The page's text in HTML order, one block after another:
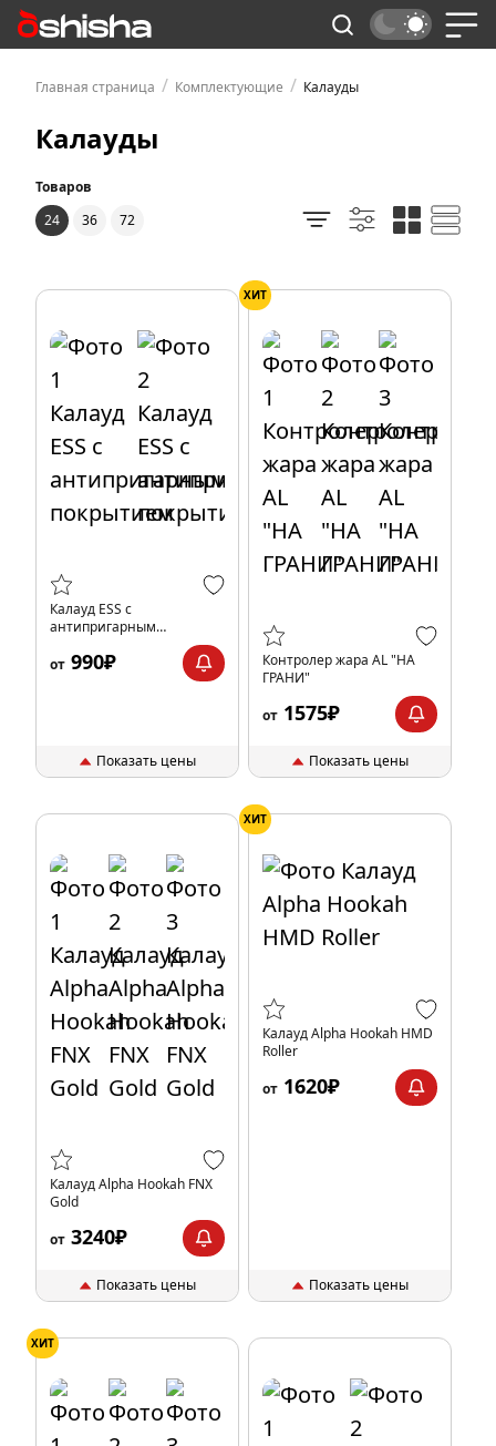
Главная страница / Комплектующие / Калауды
Калауды
Товаров
24
36 72
Калауд ESS с
антипригарным
от 990₽
Показать цены
ХИТ
Контролер жара AL "НА
ГРАНИ"
от 1575₽
Показать цены
Калауд Alpha Hookah FNX
Gold
от 3240₽
Показать цены
ХИТ
Калауд Alpha Hookah HMD
Roller
от 1620₽
Показать цены
ХИТ